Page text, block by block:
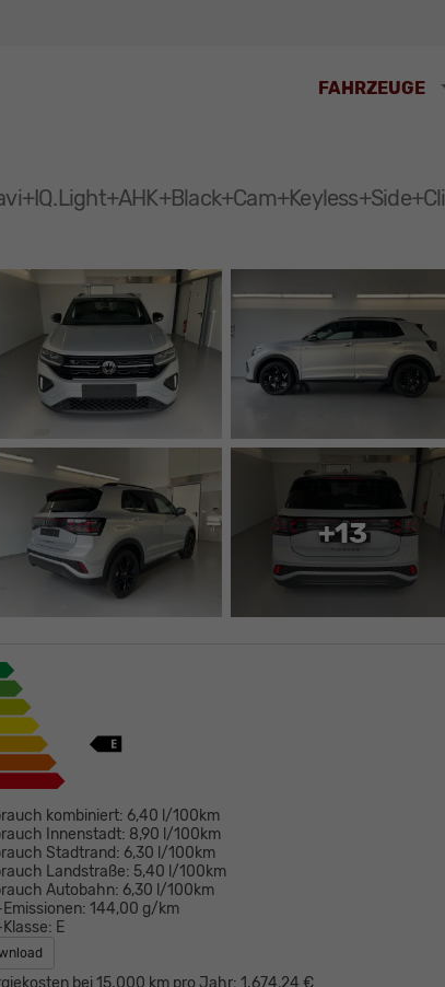
FAHRZEUGE
+13
kombiniert: 6,40 l/100km
Innenstadt: 8,90 l/100km
Stadtrand: 6,30 l/100km
Landstraße: 5,40 l/100km
Autobahn: 6,30 l/100km
144,00 g/km
E
bei 15.000 km pro Jahr: 1.674,24 €